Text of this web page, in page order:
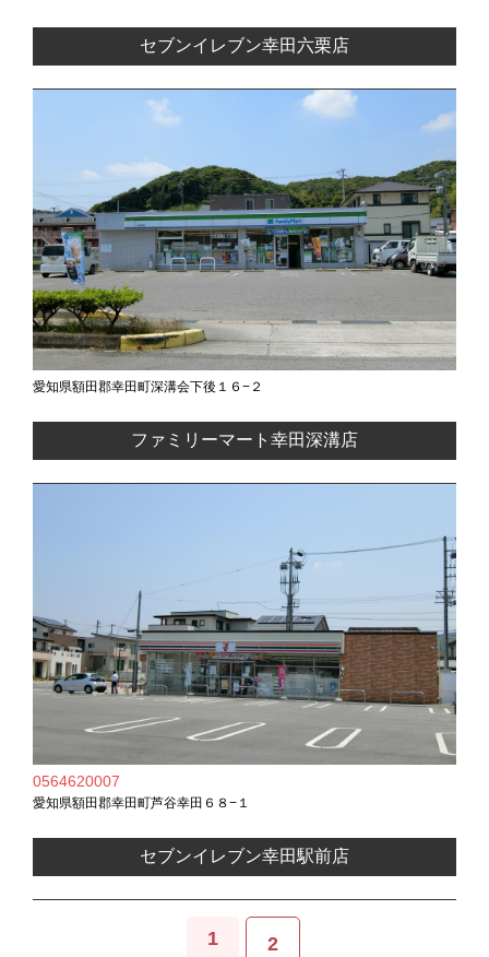
セブンイレブン幸田六栗店
愛知県額田郡幸田町深溝会下後１６−２
ファミリーマート幸田深溝店
0564620007
愛知県額田郡幸田町芦谷幸田６８−１
セブンイレブン幸田駅前店
1 2